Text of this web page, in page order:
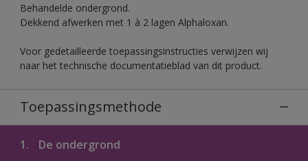
Behandelde ondergrond.
Dekkend afwerken met 1 à 2 lagen Alphaloxan.
Voor gedetailleerde toepassingsinstructies verwijzen wij
naar het technische documentatieblad van dit product.
Toepassingsmethode
1. De ondergrond